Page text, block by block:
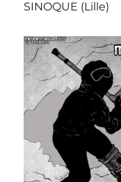
SINOQUE (Lille)